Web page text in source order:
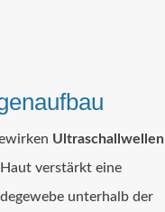
Ultraschallwellen
verstärkt eine
unterhalb der